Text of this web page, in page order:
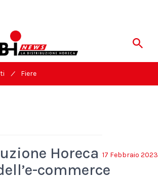
/ Fiere
17 Febbraio 2023
Horeca
commerce